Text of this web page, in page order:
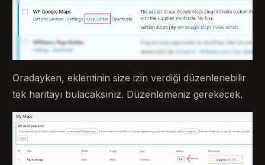
Oradayken, eklentinin size izin verdiği düzenlenebilir
tek haritayı bulacaksınız. Düzenlemeniz gerekecek.